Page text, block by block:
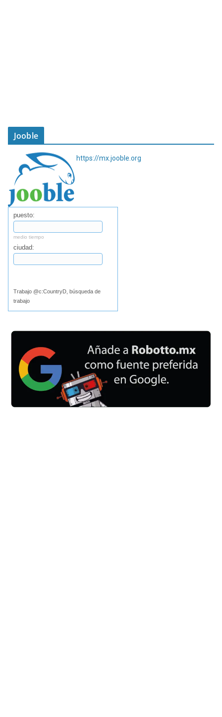
Jooble
https://mx.jooble.org
puesto:
medio tiempo
ciudad:
Trabajo @c:CountryD, búsqueda de
trabajo